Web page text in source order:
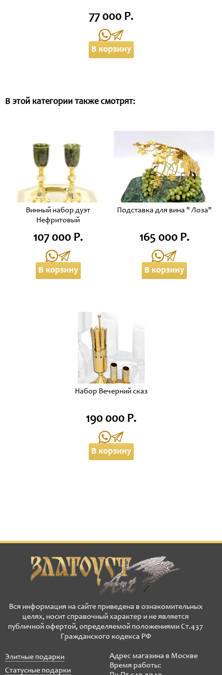
77 000 Р.
В корзину
В этой категории также смотрят:
Винный набор дуэт
Нефритовый
107 000 Р.
В корзину
Подставка для вина " Лоза"
165 000 Р.
В корзину
Набор Вечерний сказ
190 000 Р.
В корзину
Вся информация на сайте приведена в ознакомительных
целях, носит справочный характер и не является
публичной офертой, определяемой положениями Ст.437
Гражданского кодекса РФ
Элитные подарки
Статусные подарки
Адрес магазина в Москве
Время работы: